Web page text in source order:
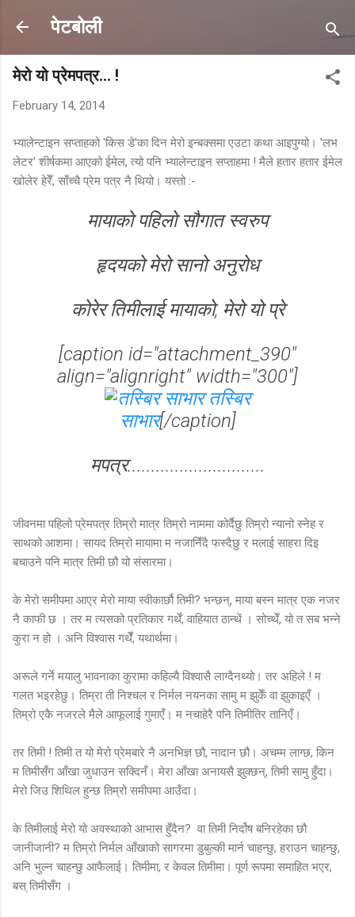
पेटबोली
मेरो यो प्रेमपत्र... !
February 14, 2014
भ्यालेन्टाइन सप्ताहको 'किस डे'का दिन मेरो इन्बक्समा एउटा कथा आइपुग्यो। 'लभ
लेटर' शीर्षकमा आएको ईमेल, त्यो पनि भ्यालेन्टाइन सप्ताहमा ! मैले हतार हतार ईमेल
खोलेर हेरेँ, साँच्चै प्रेम पत्र नै थियो। यस्तो :-
मायाको पहिलो सौगात स्वरुप
हृदयको मेरो सानो अनुरोध
कोरेर तिमीलाई मायाको, मेरो यो प्रे
[caption id="attachment_390"
align="alignright" width="300"]
तस्बिर
साभार[/caption]
मपत्र.............................
जीवनमा पहिलो प्रेमपत्र तिम्रो मात्र तिम्रो नाममा कोर्दैछु तिम्रो न्यानो स्नेह र
साथको आशमा। सायद तिम्रो मायामा म नजानिँदै फस्दैछु र मलाई साहरा दिइ
बचाउने पनि मात्र तिमी छौ यो संसारमा।
के मेरो समीपमा आएर मेरो माया स्वीकार्छौ तिमी? भन्छन्, माया बस्न मात्र एक नजर
नै काफी छ । तर म त्यसको प्रतिकार गर्थें, वाहियात ठान्थें । सोच्थेँ, यो त सब भन्ने
कुरा न हो । अनि विश्वास गर्थेँ, यथार्थमा।
अरूले गर्ने मयालु भावनाका कुरामा कहिल्यै विश्वासै लाग्दैनथ्यो। तर अहिले ! म
गलत भइरहेछु। तिम्रा ती निश्चल र निर्मल नयनका सामु म झुकेँ वा झुकाइएँ ।
तिम्रो एकै नजरले मैले आफूलाई गुमाएँ। म नचाहेरै पनि तिमीतिर तानिएँ।
तर तिमी ! तिमी त यो मेरो प्रेमबारे नै अनभिज्ञ छौ, नादान छौ। अचम्म लाग्छ, किन
म तिमीसँग आँखा जुधाउन सक्दिनँ। मेरा आँखा अनायसै झुक्छन्, तिमी सामु हुँदा।
मेरो जिउ शिथिल हुन्छ तिम्रो समीपमा आउँदा।
के तिमीलाई मेरो यो अवस्थाको आभास हुँदैन? वा तिमी निर्दोष बनिरहेका छौ
जानीजानी? म तिम्रो निर्मल आँखाको सागरमा डुबुल्की मार्न चाहन्छु, हराउन चाहन्छु,
अनि भुल्न चाहन्छु आफैलाई। तिमीमा, र केवल तिमीमा। पूर्ण रूपमा समाहित भएर,
बस् तिमीसँग ।